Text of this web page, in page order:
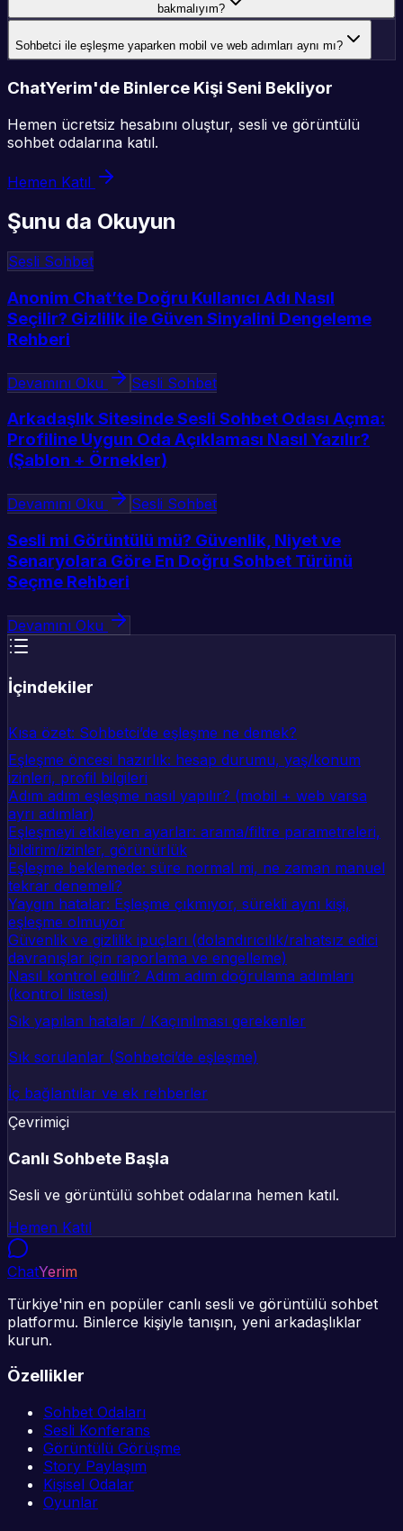
bakmalıyım?
Sohbetci ile eşleşme yaparken mobil ve web adımları aynı mı?
ChatYerim'de Binlerce Kişi Seni Bekliyor
Hemen ücretsiz hesabını oluştur, sesli ve görüntülü
sohbet odalarına katıl.
Hemen Katıl
Şunu da Okuyun
Sesli Sohbet
Anonim Chat’te Doğru Kullanıcı Adı Nasıl
Seçilir? Gizlilik ile Güven Sinyalini Dengeleme
Rehberi
Devamını Oku Sesli Sohbet
Arkadaşlık Sitesinde Sesli Sohbet Odası Açma:
Profiline Uygun Oda Açıklaması Nasıl Yazılır?
(Şablon + Örnekler)
Devamını Oku Sesli Sohbet
Sesli mi Görüntülü mü? Güvenlik, Niyet ve
Senaryolara Göre En Doğru Sohbet Türünü
Seçme Rehberi
Devamını Oku
İçindekiler
Kısa özet: Sohbetci’de eşleşme ne demek?
Eşleşme öncesi hazırlık: hesap durumu, yaş/konum
izinleri, profil bilgileri
Adım adım eşleşme nasıl yapılır? (mobil + web varsa
ayrı adımlar)
Eşleşmeyi etkileyen ayarlar: arama/filtre parametreleri,
bildirim/izinler, görünürlük
Eşleşme beklemede: süre normal mi, ne zaman manuel
tekrar denemeli?
Yaygın hatalar: Eşleşme çıkmıyor, sürekli aynı kişi,
eşleşme olmuyor
Güvenlik ve gizlilik ipuçları (dolandırıcılık/rahatsız edici
davranışlar için raporlama ve engelleme)
Nasıl kontrol edilir? Adım adım doğrulama adımları
(kontrol listesi)
Sık yapılan hatalar / Kaçınılması gerekenler
Sık sorulanlar (Sohbetci’de eşleşme)
İç bağlantılar ve ek rehberler
Çevrimiçi
Canlı Sohbete Başla
Sesli ve görüntülü sohbet odalarına hemen katıl.
Hemen Katıl
ChatYerim
Türkiye'nin en popüler canlı sesli ve görüntülü sohbet
platformu. Binlerce kişiyle tanışın, yeni arkadaşlıklar
kurun.
Özellikler
Sohbet Odaları
Sesli Konferans
Görüntülü Görüşme
Story Paylaşım
Kişisel Odalar
Oyunlar